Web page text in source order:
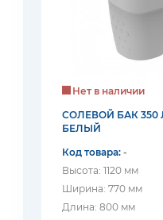
Нет в наличии
СОЛЕВОЙ БАК 350
БЕЛЫЙ
Код товара:-
Высота: 1120 мм
Ширина: 770 мм
Длина: 800 мм